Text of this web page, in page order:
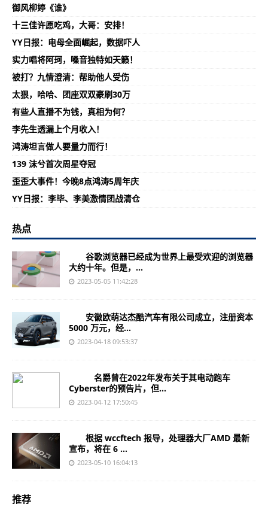
御风柳婷《谁》
十三佳许愿吃鸡，大哥：安排！
YY日报：电母全面崛起，数据吓人
实力唱将阿珂，嗓音独特如天籁！
被打？九情澄清：帮助他人受伤
太狠，哈哈、团座双双豪刷30万
有些人直播不为钱，真相为何？
李先生透漏上个月收入！
鸿涛坦言做人要量力而行！
139 沫兮首次周星夺冠
歪歪大事件！今晚8点鸿涛5周年庆
YY日报：李毕、李美激情团战清仓
热点
谷歌浏览器已经成为世界上最受欢迎的浏览器
大约十年。但是，...
2023-05-05 11:42:28
安徽欧萌达杰酷汽车有限公司成立，注册资本
5000 万元，经...
2023-04-18 09:53:37
名爵曾在2022年发布关于其电动跑车
Cyberster的预告片，但...
2023-04-12 17:50:45
根据 wccftech 报导，处理器大厂AMD 最新
宣布，将在 6 ...
2023-05-10 16:04:13
推荐